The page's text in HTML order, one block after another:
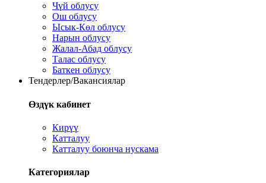
Чүй облусу
Ош облусу
Ысык-Көл облусу
Нарын облусу
Жалал-Абад облусу
Талас облусу
Баткен облусу
Тендерлер/Вакансиялар
Өздүк кабинет
Кирүү
Катталуу
Катталуу боюнча нускама
Категориялар